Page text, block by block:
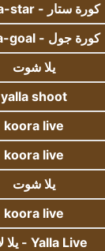
كورة ستار - koora-star
كورة جول - koora-goal
يلا شوت
yalla shoot
koora live
koora live
يلا شوت
koora live
Yalla Live - يلا لايف